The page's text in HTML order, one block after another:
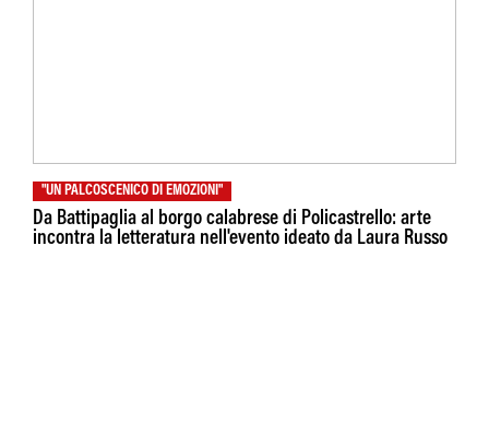
"UN PALCOSCENICO DI EMOZIONI"
Da Battipaglia al borgo calabrese di Policastrello: arte
incontra la letteratura nell'evento ideato da Laura Russo